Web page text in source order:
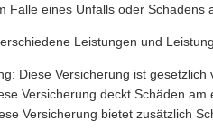
Falle eines Unfalls oder Schadens
Leistungen und
Diese Versicherung ist
Versicherung deckt Schäden
Versicherung bietet zusätzlich